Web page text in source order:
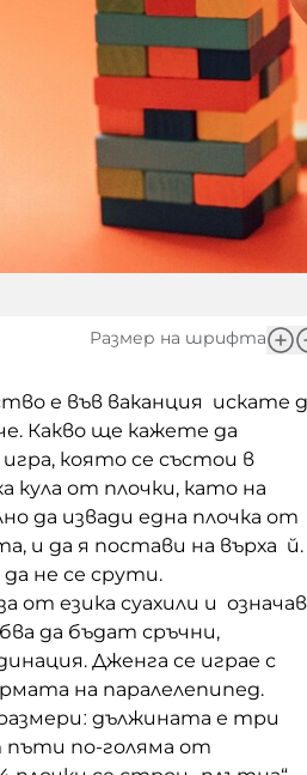
Размер на шрифта
е във ваканция искате
Какво ще кажете да
която се състои в
кула от плочки, като на
да извади една плочка от
и да я постави на върха й.
не се срути.
от езика суахили и
да бъдат сръчни,
Дженга се играе с
на паралелепипед.
дължината е три
по-голяма от